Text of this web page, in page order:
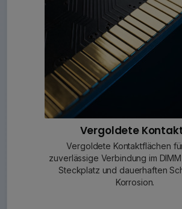
Vergoldete
Vergoldete Kontaktflächen
zuverlässige Verbindung im
Steckplatz und dauerhaften
Korrosion.